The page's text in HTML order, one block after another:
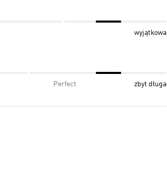
wyjątkowa
Perfect zbyt długa